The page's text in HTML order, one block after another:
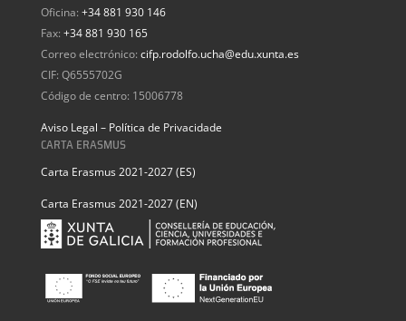
Oficina: +34 881 930 146
Fax: +34 881 930 165
Correo electrónico: cifp.rodolfo.ucha@edu.xunta.es
CIF: Q6555702G
Código de centro: 15006778
Aviso Legal – Política de Privacidade
CARTA ERASMUS
Carta Erasmus 2021-2027 (ES)
Carta Erasmus 2021-2027 (EN)